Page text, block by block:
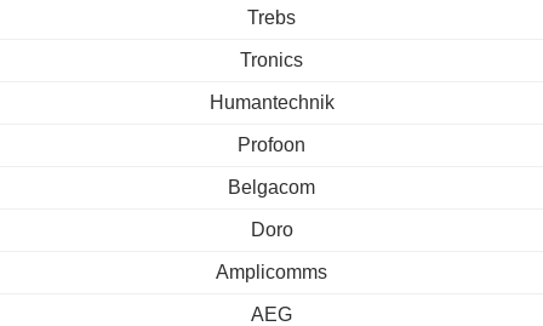
Trebs
Tronics
Humantechnik
Profoon
Belgacom
Doro
Amplicomms
AEG